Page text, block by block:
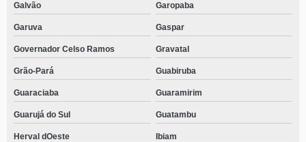
Galvão Garopaba
Garuva Gaspar
Governador Celso Ramos Gravatal
Grão-Pará Guabiruba
Guaraciaba Guaramirim
Guarujá do Sul Guatambu
Herval dOeste Ibiam